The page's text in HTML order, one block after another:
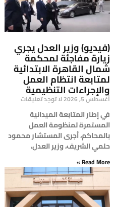
(فيديو) وزير العدل يجري
زيارة مفاجئة لمحكمة
شمال القاهرة الابتدائية
لمتابعة انتظام العمل
والإجراءات التنظيمية
أغسطس 5, 2026 لا توجد تعليقات
في إطار المتابعة الميدانية
المستمرة لمنظومة العمل
بالمحاكم، أجرى المستشار محمود
حلمي الشريف، وزير العدل،
Read More »